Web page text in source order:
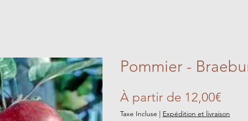
Pommier -
À partir de 12,00€Prix
Taxe Incluse | Expédition et livraison